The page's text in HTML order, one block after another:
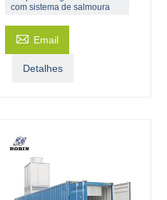
com sistema de salmoura
 Email
Detalhes